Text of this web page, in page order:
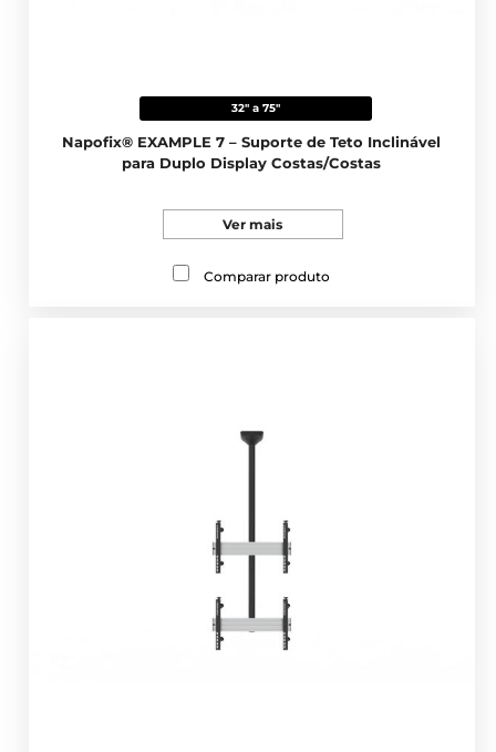
32" a 75"
Napofix® EXAMPLE 7 – Suporte de Teto Inclinável
para Duplo Display Costas/Costas
Ver mais
Comparar produto